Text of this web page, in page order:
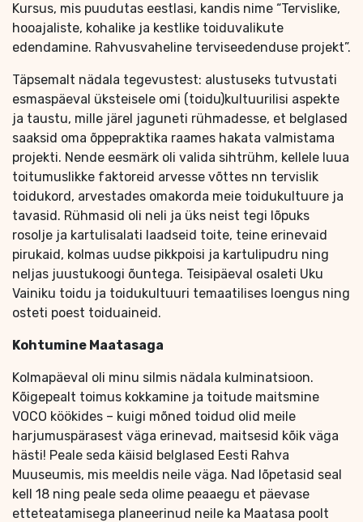
Kursus, mis puudutas eestlasi, kandis nime “Tervislike,
hooajaliste, kohalike ja kestlike toiduvalikute
edendamine. Rahvusvaheline terviseedenduse projekt”.
Täpsemalt nädala tegevustest: alustuseks tutvustati
esmaspäeval üksteisele omi (toidu)kultuurilisi aspekte
ja taustu, mille järel jaguneti rühmadesse, et belglased
saaksid oma õppepraktika raames hakata valmistama
projekti. Nende eesmärk oli valida sihtrühm, kellele luua
toitumuslikke faktoreid arvesse võttes nn tervislik
toidukord, arvestades omakorda meie toidukultuure ja
tavasid. Rühmasid oli neli ja üks neist tegi lõpuks
rosolje ja kartulisalati laadseid toite, teine erinevaid
pirukaid, kolmas uudse pikkpoisi ja kartulipudru ning
neljas juustukoogi õuntega. Teisipäeval osaleti Uku
Vainiku toidu ja toidukultuuri temaatilises loengus ning
osteti poest toiduaineid.
Kohtumine Maatasaga
Kolmapäeval oli minu silmis nädala kulminatsioon.
Kõigepealt toimus kokkamine ja toitude maitsmine
VOCO köökides – kuigi mõned toidud olid meile
harjumuspärasest väga erinevad, maitsesid kõik väga
hästi! Peale seda käisid belglased Eesti Rahva
Muuseumis, mis meeldis neile väga. Nad lõpetasid seal
kell 18 ning peale seda olime peaaegu et päevase
etteteatamisega planeerinud neile ka Maatasa poolt